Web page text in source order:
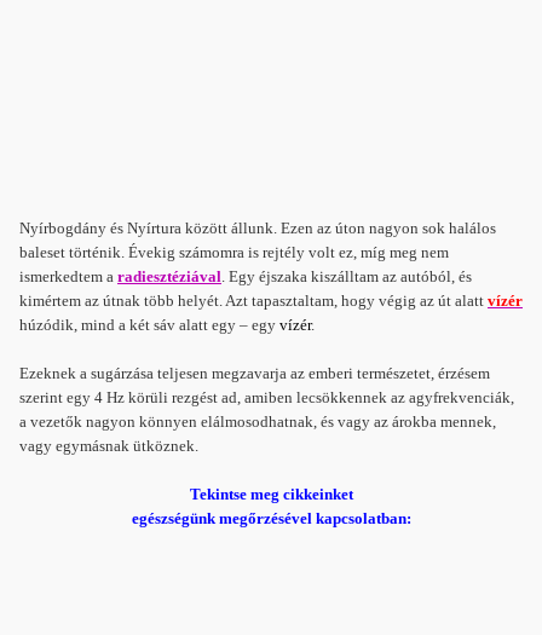
Nyírbogdány és Nyírtura között állunk. Ezen az úton nagyon sok halálos
baleset történik. Évekig számomra is rejtély volt ez, míg meg nem
ismerkedtem a radiesztéziával. Egy éjszaka kiszálltam az autóból, és
kimértem az útnak több helyét. Azt tapasztaltam, hogy végig az út alatt vízér
húzódik, mind a két sáv alatt egy – egy vízér.
Ezeknek a sugárzása teljesen megzavarja az emberi természetet, érzésem
szerint egy 4 Hz körüli rezgést ad, amiben lecsökkennek az agyfrekvenciák,
a vezetők nagyon könnyen elálmosodhatnak, és vagy az árokba mennek,
vagy egymásnak ütköznek.
Tekintse meg cikkeinket
egészségünk megőrzésével kapcsolatban: